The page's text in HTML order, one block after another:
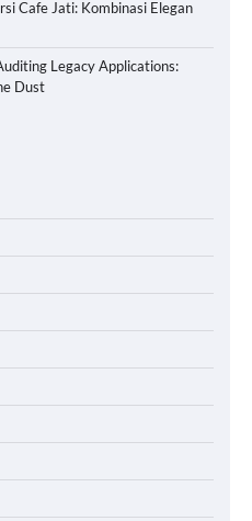
Cafe Jati: Kombinasi Elegan
Legacy Applications:
Dust